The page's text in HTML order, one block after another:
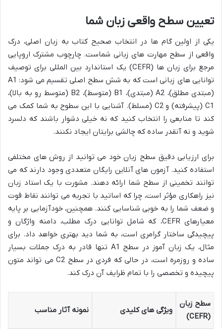
تعیین سطح واقعی زبان شما
یکی از اولین گام ها در انتخاب صحیح کتاب به زبان اصلی، درک
واقعی از سطح مهارت های زبانی شماست. چارچوب مشترک اروپایی
مرجع برای زبان ها (CEFR) یک استاندارد بین المللی برای توصیف
توانایی های زبانی است که به شش سطح اصلی تقسیم می شود: A1
(مبتدی مطلق)، A2 (مبتدی)، B1 (متوسط)، B2 (متوسط رو به بالا)،
C1 (پیشرفته) و C2 (مسلط). آشنایی با این سطوح به شما کمک می
کند تا منابعی را انتخاب کنید که نه خیلی دشوار باشند که دلسرد
شوید و نه آنقدر ساده که چالشی برایتان ایجاد نکنند.
برای ارزیابی دقیق سطح زبان خود می توانید از روش های مختلفی
استفاده کنید. آزمون های آنلاین رایگان متعددی وجود دارند که می
توانند تخمینی از سطح شما ارائه دهند. مشورت با یک استاد زبان
نیز راهکاری مؤثر است، چرا که اساتید با تجربه می توانند نقاط قوت
و ضعف شما را به خوبی شناسایی کنند. همچنین، خودآزمایی بر پایه
معیارهای CEFR، که شامل توانایی درک مطلب، دامنه واژگان و
پیچیدگی ساختار گرامری است، به شما دید بهتری خواهد داد. برای
مثال، یک زبان آموز در سطح A1 تنها قادر به درک جملات بسیار
ساده و روزمره است، در حالی که فردی در سطح C2 می تواند متون
پیچیده و تخصصی را با تمام ظرایف آن درک کند.
سطح زبان
(CEFR)
ویژگی های کلیدی نمونه آثار مناسب